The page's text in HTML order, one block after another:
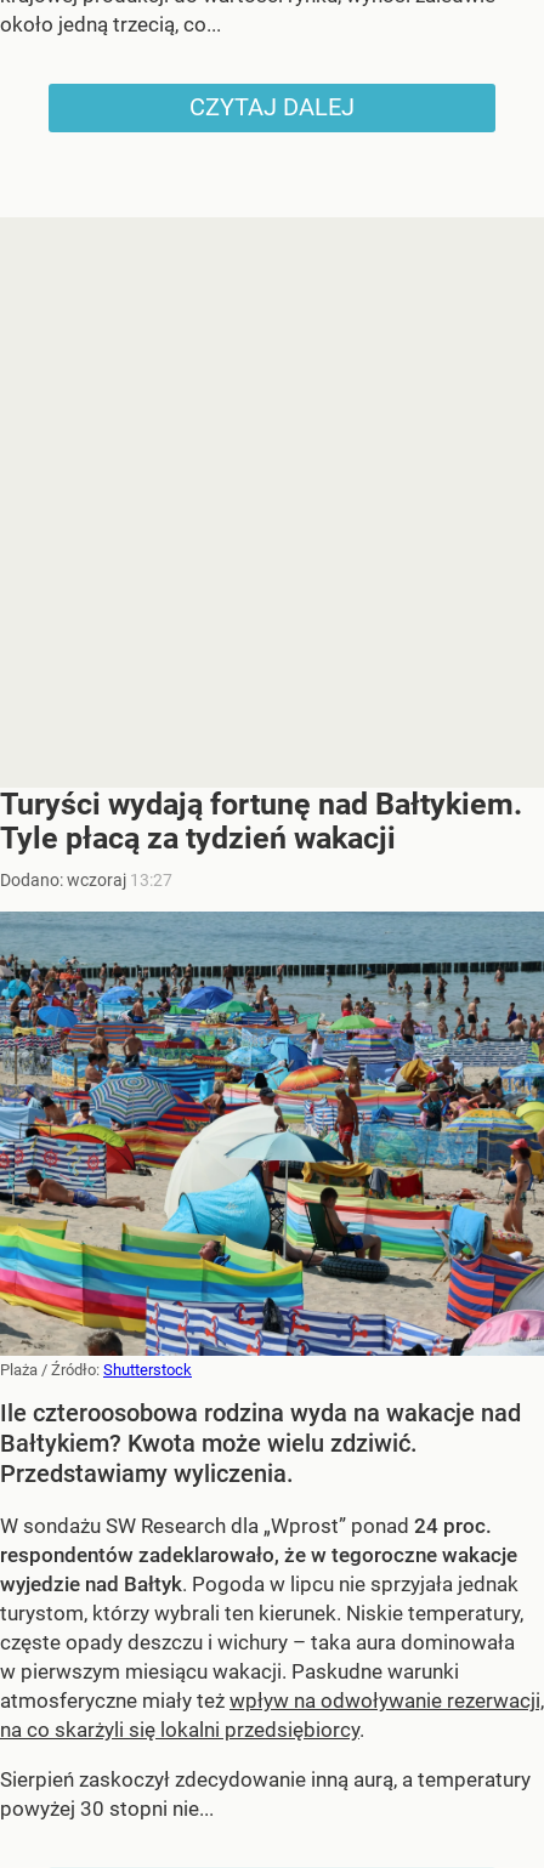
około jedną trzecią, co...
CZYTAJ DALEJ
Turyści wydają fortunę nad Bałtykiem.
Tyle płacą za tydzień wakacji
Dodano:wczoraj 13:27
Plaża / Źródło: Shutterstock
Ile czteroosobowa rodzina wyda na wakacje nad
Bałtykiem? Kwota może wielu zdziwić.
Przedstawiamy wyliczenia.
W sondażu SW Research dla „Wprost” ponad 24 proc.
respondentów zadeklarowało, że w tegoroczne wakacje
wyjedzie nad Bałtyk. Pogoda w lipcu nie sprzyjała jednak
turystom, którzy wybrali ten kierunek. Niskie temperatury,
częste opady deszczu i wichury – taka aura dominowała
w pierwszym miesiącu wakacji. Paskudne warunki
atmosferyczne miały też wpływ na odwoływanie rezerwacji,
na co skarżyli się lokalni przedsiębiorcy.
Sierpień zaskoczył zdecydowanie inną aurą, a temperatury
powyżej 30 stopni nie...